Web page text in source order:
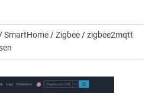
SmartHome/Zigbee/zigbee2mqtt